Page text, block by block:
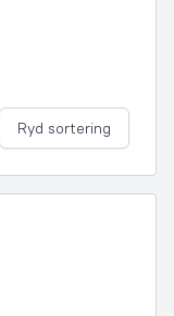
Ryd sortering